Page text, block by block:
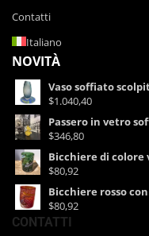
Contatti
Italiano
NOVITÀ
Vaso soffiato
$1.040,40
Passero in vetro
$346,80
Bicchiere di
$80,92
Bicchiere rosso
$80,92
CONTATTI